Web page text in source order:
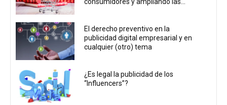
El derecho preventivo en la
publicidad digital empresarial y en
cualquier (otro) tema
¿Es legal la publicidad de los
“Influencers”?